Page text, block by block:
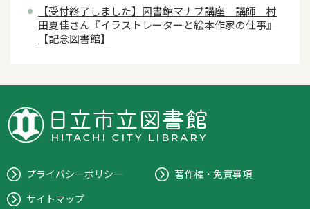
【受付終了しました】図書館マナブ講座 講師 村
田夏佳さん『イラストレーターと絵本作家の仕事』
【記念図書館】
プライバシーポリシー
著作権・免責事項
サイトマップ